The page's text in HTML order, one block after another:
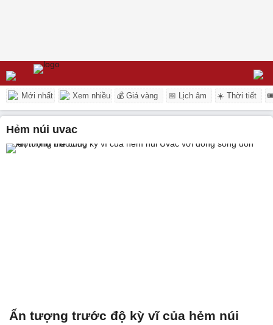
Mới nhất Xem nhiều 💰 Giá vàng 📅 Lịch âm ☀️ Thời tiết
hẻm núi uvac
Ấn tượng trước độ kỳ vĩ của hẻm núi